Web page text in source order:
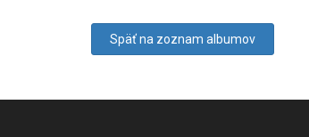
Späť na zoznam albumov